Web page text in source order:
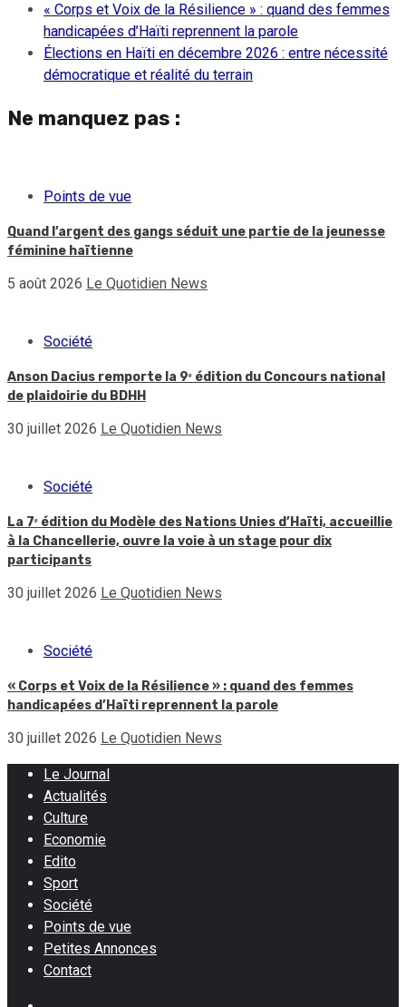
« Corps et Voix de la Résilience » : quand des femmes
handicapées d’Haïti reprennent la parole
Élections en Haïti en décembre 2026 : entre nécessité
démocratique et réalité du terrain
Ne manquez pas :
Points de vue
Quand l’argent des gangs séduit une partie de la jeunesse
féminine haïtienne
5 août 2026 Le Quotidien News
Société
Anson Dacius remporte la 9ᵉ édition du Concours national
de plaidoirie du BDHH
30 juillet 2026 Le Quotidien News
Société
La 7ᵉ édition du Modèle des Nations Unies d’Haïti, accueillie
à la Chancellerie, ouvre la voie à un stage pour dix
participants
30 juillet 2026 Le Quotidien News
Société
« Corps et Voix de la Résilience » : quand des femmes
handicapées d’Haïti reprennent la parole
30 juillet 2026 Le Quotidien News
Le Journal
Actualités
Culture
Economie
Edito
Sport
Société
Points de vue
Petites Annonces
Contact